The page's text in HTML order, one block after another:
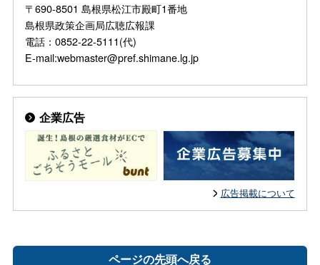
〒690-8501 島根県松江市殿町1番地
島根県政策企画局広聴広報課
電話：0852-22-5111(代)
E-mail:webmaster@pref.shimane.lg.jp
企業広告
広告掲載について
ページの先頭へ戻る